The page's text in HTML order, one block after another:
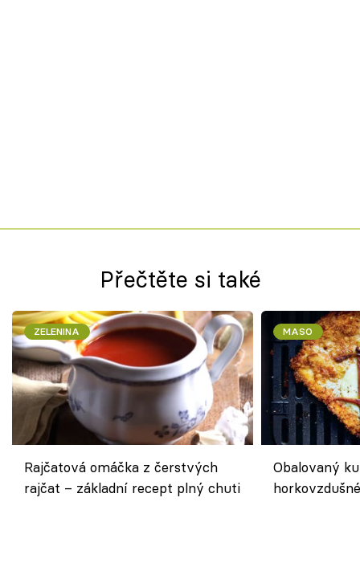
Přečtěte si také
ZELENINA
Rajčatová omáčka z čerstvých
rajčat – základní recept plný chuti
MASO
Obalovaný